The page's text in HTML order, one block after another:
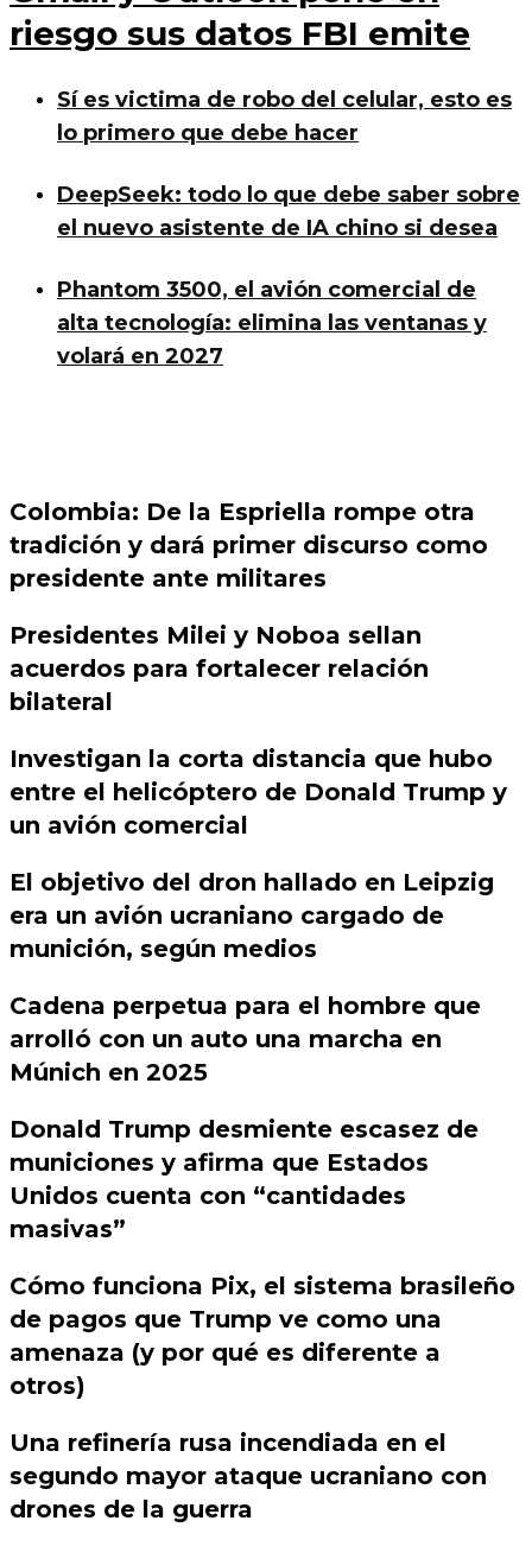
riesgo sus datos FBI emite
Sí es victima de robo del celular, esto es
lo primero que debe hacer
DeepSeek: todo lo que debe saber sobre
el nuevo asistente de IA chino si desea
Phantom 3500, el avión comercial de
alta tecnología: elimina las ventanas y
volará en 2027
Colombia: De la Espriella rompe otra
tradición y dará primer discurso como
presidente ante militares
Presidentes Milei y Noboa sellan
acuerdos para fortalecer relación
bilateral
Investigan la corta distancia que hubo
entre el helicóptero de Donald Trump y
un avión comercial
El objetivo del dron hallado en Leipzig
era un avión ucraniano cargado de
munición, según medios
Cadena perpetua para el hombre que
arrolló con un auto una marcha en
Múnich en 2025
Donald Trump desmiente escasez de
municiones y afirma que Estados
Unidos cuenta con “cantidades
masivas”
Cómo funciona Pix, el sistema brasileño
de pagos que Trump ve como una
amenaza (y por qué es diferente a
otros)
Una refinería rusa incendiada en el
segundo mayor ataque ucraniano con
drones de la guerra